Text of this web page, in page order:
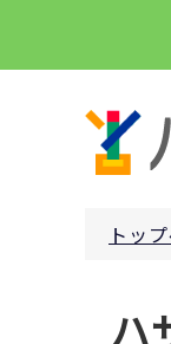
ペ
トッ
ハ